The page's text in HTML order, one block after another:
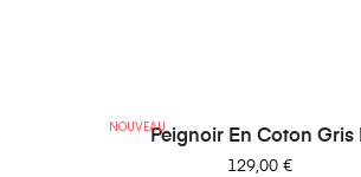
NOUVEAU
Peignoir En Coton Gris
Prix
129,00 €